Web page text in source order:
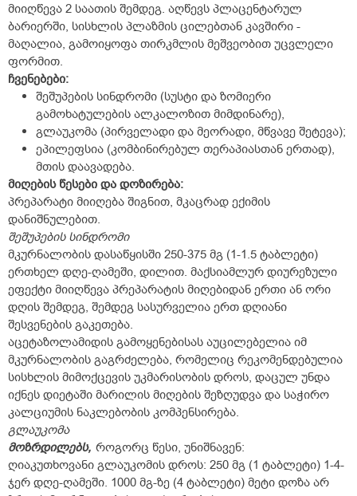
მიიღწევა 2 საათის შემდეგ. აღწევს პლაცენტარულ
ბარიერში, სისხლის პლაზმის ცილებთან კავშირი -
მაღალია, გამოიყოფა თირკმლის მეშვეობით უცვლელი
ფორმით.
ჩვენებები:
შეშუპების სინდრომი (სუსტი და ზომიერი
გამოხატულების ალკალოზით მიმდინარე),
გლაუკომა (პირველადი და მეორადი, მწვავე შეტევა);
ეპილეფსია (კომბინირებულ თერაპიასთან ერთად),
მთის დაავადება.
მიღების წესები და დოზირება:
პრეპარატი მიიღება შიგნით, მკაცრად ექიმის
დანიშნულებით.
შეშუპების სინდრომი
მკურნალობის დასაწყისში 250-375 მგ (1-1.5 ტაბლეტი)
ერთხელ დღე-ღამეში, დილით. მაქსიამლურ დიურეზული
ეფექტი მიიღწევა პრეპარატის მიღებიდან ერთი ან ორი
დღის შემდეგ, შემდეგ სასურველია ერთ დღიანი
შესვენების გაკეთება.
აცეტაზოლამიდის გამოყენებისას აუცილებელია იმ
მკურნალობის გაგრძელება, რომელიც რეკომენდებულია
სისხლის მიმოქცევის უკმარისობის დროს, დაცულ უნდა
იქნეს დიეტაში მარილის მიღების შეზღუდვა და საჭირო
კალციუმის ნაკლებობის კომპენსირება.
გლაუკომა
მოზრდილებს, როგორც წესი, უნიშნავენ:
ღიაკუთხოვანი გლაუკომის დროს: 250 მგ (1 ტაბლეტი) 1-4-
ჯერ დღე-ღამეში. 1000 მგ-ზე (4 ტაბლეტი) მეტი დოზა არ